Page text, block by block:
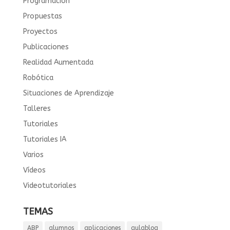
Propuestas
Proyectos
Publicaciones
Realidad Aumentada
Robótica
Situaciones de Aprendizaje
Talleres
Tutoriales
Tutoriales IA
Varios
Vídeos
Videotutoriales
TEMAS
ABP alumnos aplicaciones aulablog